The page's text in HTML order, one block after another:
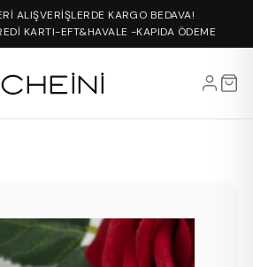
ALIŞVERİŞLERDE KARGO BEDAVA!
KARTI-EFT&HAVALE -KAPIDA ÖDEME